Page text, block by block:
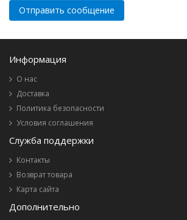
Информация
О нас
Доставка
Политика безопасности
Условия соглашения
Служба поддержки
Контакты
Возврат товара
Карта сайта
Дополнительно